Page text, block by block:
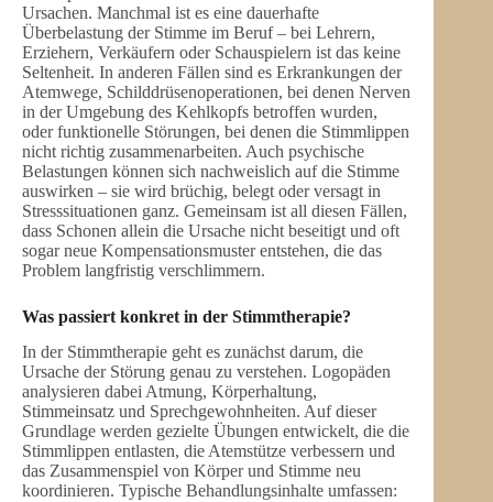
Ursachen. Manchmal ist es eine dauerhafte
Überbelastung der Stimme im Beruf – bei Lehrern,
Erziehern, Verkäufern oder Schauspielern ist das keine
Seltenheit. In anderen Fällen sind es Erkrankungen der
Atemwege, Schilddrüsenoperationen, bei denen Nerven
in der Umgebung des Kehlkopfs betroffen wurden,
oder funktionelle Störungen, bei denen die Stimmlippen
nicht richtig zusammenarbeiten. Auch psychische
Belastungen können sich nachweislich auf die Stimme
auswirken – sie wird brüchig, belegt oder versagt in
Stresssituationen ganz. Gemeinsam ist all diesen Fällen,
dass Schonen allein die Ursache nicht beseitigt und oft
sogar neue Kompensationsmuster entstehen, die das
Problem langfristig verschlimmern.
Was passiert konkret in der Stimmtherapie?
In der Stimmtherapie geht es zunächst darum, die
Ursache der Störung genau zu verstehen. Logopäden
analysieren dabei Atmung, Körperhaltung,
Stimmeinsatz und Sprechgewohnheiten. Auf dieser
Grundlage werden gezielte Übungen entwickelt, die die
Stimmlippen entlasten, die Atemstütze verbessern und
das Zusammenspiel von Körper und Stimme neu
koordinieren. Typische Behandlungsinhalte umfassen: